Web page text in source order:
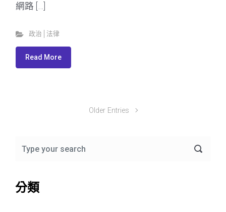
網路 […]
政治│法律
Read More
Older Entries
分類